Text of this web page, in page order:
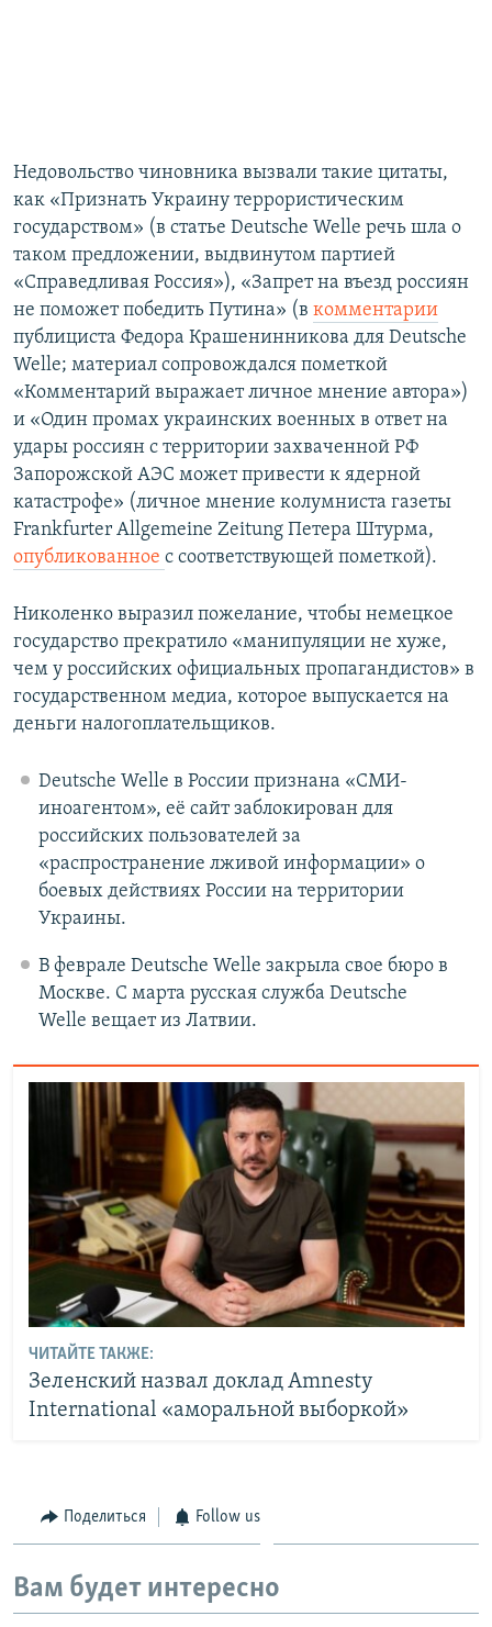
Недовольство чиновника вызвали такие цитаты,
как «Признать Украину террористическим
государством» (в статье Deutsche Welle речь шла о
таком предложении, выдвинутом партией
«Справедливая Россия»), «Запрет на въезд россиян
не поможет победить Путина» (в комментарии
публициста Федора Крашенинникова для Deutsche
Welle; материал сопровождался пометкой
«Комментарий выражает личное мнение автора»)
и «Один промах украинских военных в ответ на
удары россиян с территории захваченной РФ
Запорожской АЭС может привести к ядерной
катастрофе» (личное мнение колумниста газеты
Frankfurter Allgemeine Zeitung Петера Штурма,
опубликованное с соответствующей пометкой).
Николенко выразил пожелание, чтобы немецкое
государство прекратило «манипуляции не хуже,
чем у российских официальных пропагандистов» в
государственном медиа, которое выпускается на
деньги налогоплательщиков.
Deutsche Welle в России признана «СМИ-
иноагентом», её сайт заблокирован для
российских пользователей за
«распространение лживой информации» о
боевых действиях России на территории
Украины.
В феврале Deutsche Welle закрыла свое бюро в
Москве. С марта русская служба Deutsche
Welle вещает из Латвии.
ЧИТАЙТЕ ТАКЖЕ:
Зеленский назвал доклад Amnesty
International «аморальной выборкой»
Поделиться Follow us
Вам будет интересно